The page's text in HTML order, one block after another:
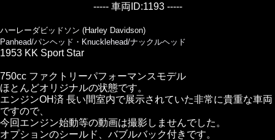
----- 車両ID:1193 -----
ハーレーダビッドソン (Harley Davidson)
Panhead/パンヘッド・Knucklehead/ナックルヘッド
1953 KK Sport Star
750cc ファクトリーパフォーマンスモデル
ほとんどオリジナルの状態です。
エンジンOH済 長い間室内で展示されていた非常に貴重な車両
ですので、
今回エンジン始動等の動画は撮影しませんでした。
オプションのシールド、バブルバック付きです。